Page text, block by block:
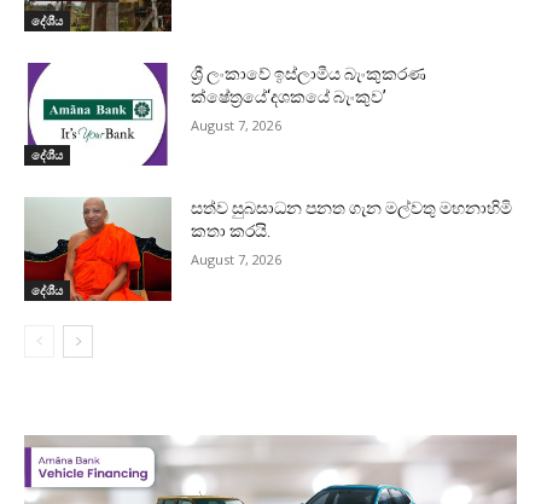
දේශීය
දේශීය
ශ්‍රී ලංකාවේ ඉස්ලාමීය බැංකුකරණ
ක්ෂේත්‍රයේ‘දශකයේ බැංකුව’
August 7, 2026
දේශීය
සත්ව සුබසාධන පනත ගැන මල්වතු මහනාහිමි
කතා කරයි.
August 7, 2026